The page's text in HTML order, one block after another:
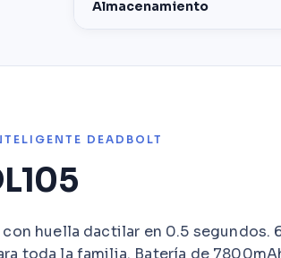
Almacenamiento
DEADBOLT
huella dactilar en 0.5 segundos.